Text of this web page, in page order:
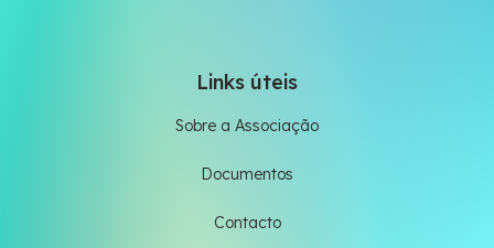
Links úteis
Sobre a Associação
Documentos
Contacto